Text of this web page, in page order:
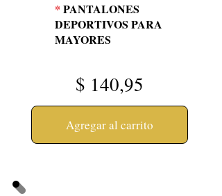
* PANTALONES
DEPORTIVOS PARA
MAYORES
$ 140,95
Agregar al carrito